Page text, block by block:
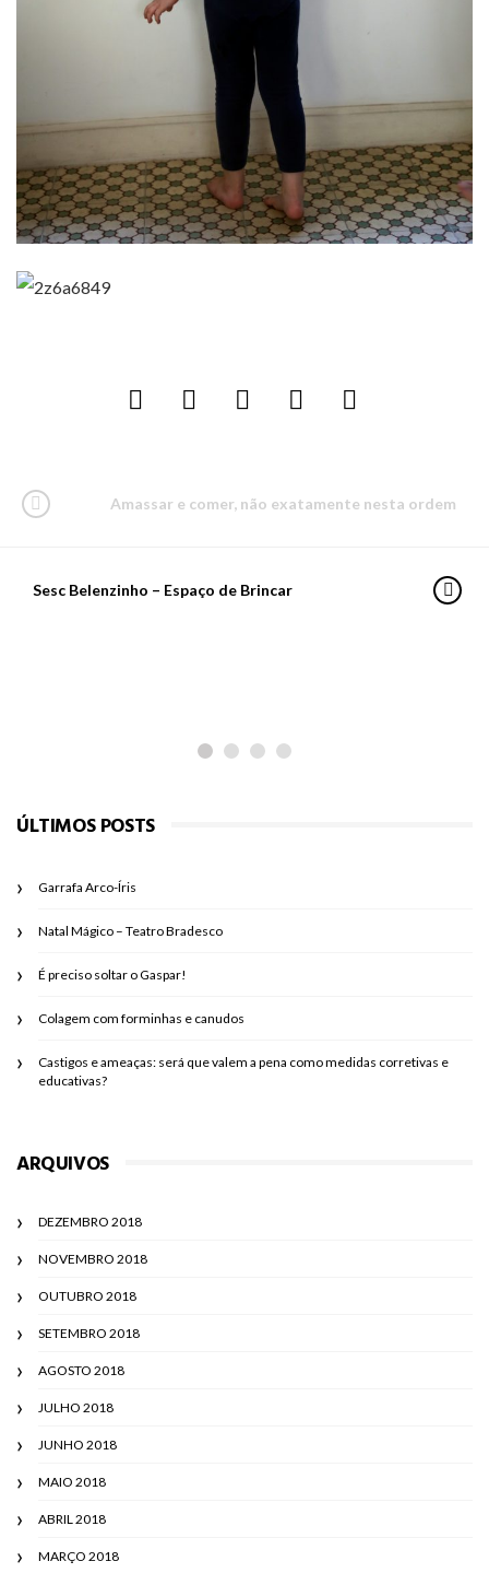
Amassar e comer, não exatamente nesta ordem
Sesc Belenzinho – Espaço de Brincar
PARA PASSEAR
ÚLTIMOS POSTS
Garrafa Arco-Íris
Natal Mágico – Teatro Bradesco
É preciso soltar o Gaspar!
Colagem com forminhas e canudos
Castigos e ameaças: será que valem a pena como medidas corretivas e
educativas?
ARQUIVOS
DEZEMBRO 2018
NOVEMBRO 2018
OUTUBRO 2018
SETEMBRO 2018
AGOSTO 2018
JULHO 2018
JUNHO 2018
MAIO 2018
ABRIL 2018
MARÇO 2018